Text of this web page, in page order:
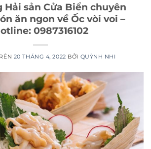
Hải sản Cửa Biển chuyên
ăn ngon về Ốc vòi voi –
0987316102
20 THÁNG 4, 2022 BỞI QUỲNH NHI